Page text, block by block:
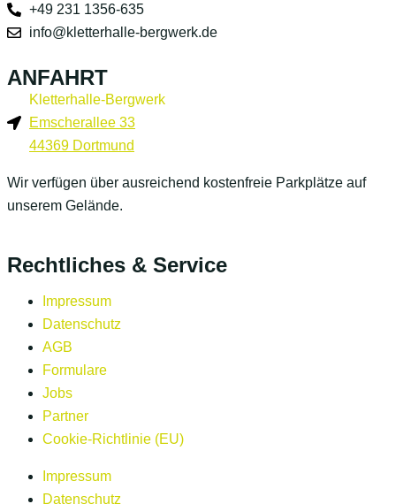
+49 231 1356-635
info@kletterhalle-bergwerk.de
ANFAHRT
Kletterhalle-Bergwerk
Emscherallee 33
44369 Dortmund
Wir verfügen über ausreichend kostenfreie Parkplätze auf
unserem Gelände.
Rechtliches & Service
Impressum
Datenschutz
AGB
Formulare
Jobs
Partner
Cookie-Richtlinie (EU)
Impressum
Datenschutz